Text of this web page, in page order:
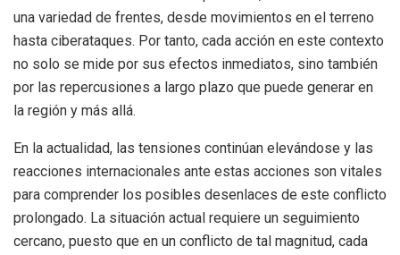
una variedad de frentes, desde movimientos en el terreno
hasta ciberataques. Por tanto, cada acción en este contexto
no solo se mide por sus efectos inmediatos, sino también
por las repercusiones a largo plazo que puede generar en
la región y más allá.
En la actualidad, las tensiones continúan elevándose y las
reacciones internacionales ante estas acciones son vitales
para comprender los posibles desenlaces de este conflicto
prolongado. La situación actual requiere un seguimiento
cercano, puesto que en un conflicto de tal magnitud, cada